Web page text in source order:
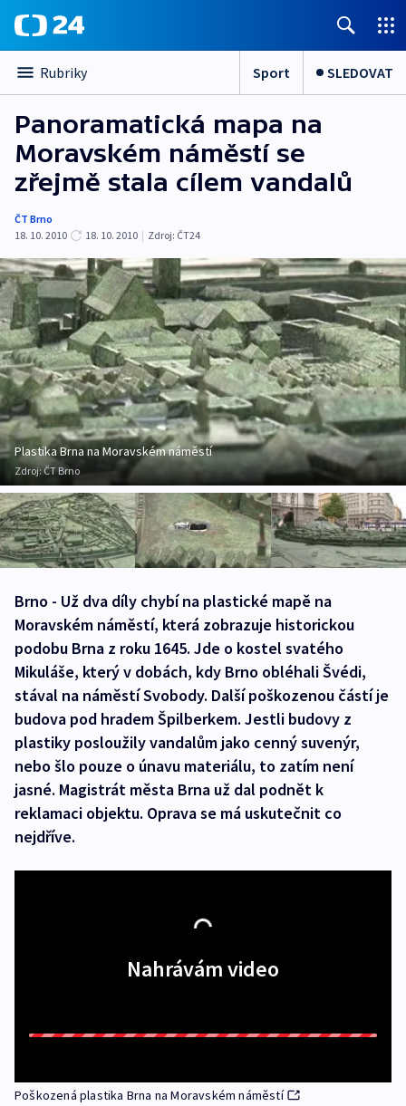
Rubriky Sport SLEDOVAT
Panoramatická mapa na
Moravském náměstí se
zřejmě stala cílem vandalů
ČT Brno
18. 10. 2010
18. 10. 2010 | Zdroj: ČT24
Plastika Brna na Moravském náměstí
Zdroj:ČT Brno
Brno - Už dva díly chybí na plastické mapě na
Moravském náměstí, která zobrazuje historickou
podobu Brna z roku 1645. Jde o kostel svatého
Mikuláše, který v dobách, kdy Brno obléhali Švédi,
stával na náměstí Svobody. Další poškozenou částí je
budova pod hradem Špilberkem. Jestli budovy z
plastiky posloužily vandalům jako cenný suvenýr,
nebo šlo pouze o únavu materiálu, to zatím není
jasné. Magistrát města Brna už dal podnět k
reklamaci objektu. Oprava se má uskutečnit co
nejdříve.
Nahrávám video
Poškozená plastika Brna na Moravském náměstí